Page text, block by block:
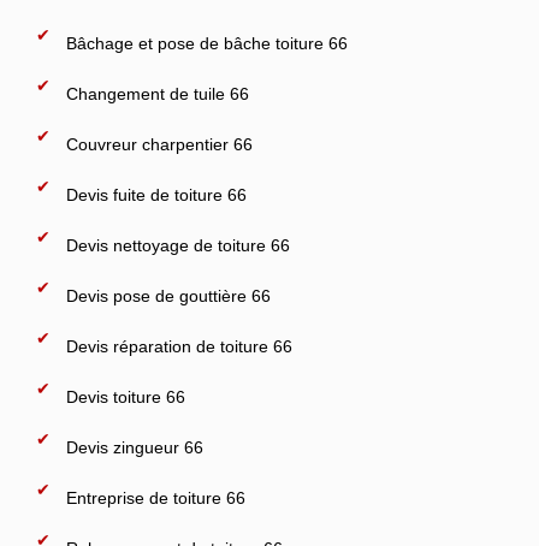
Bâchage et pose de bâche toiture 66
Changement de tuile 66
Couvreur charpentier 66
Devis fuite de toiture 66
Devis nettoyage de toiture 66
Devis pose de gouttière 66
Devis réparation de toiture 66
Devis toiture 66
Devis zingueur 66
Entreprise de toiture 66